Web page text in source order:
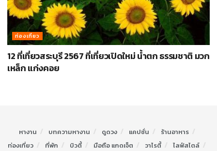
ท่องเที่ยว
12 ที่เที่ยวสระบุรี 2567 ที่เที่ยวเปิดใหม่ น้ำตก ธรรมชาติ มวก
เหล็ก แก่งคอย
หางาน บทความหางาน ดูดวง แคปชั่น
ร้านอาหาร
ท่องเที่ยว
ที่พัก บิวตี้ มือถือ แกดเจ็ต วาไรตี้
ไลฟ์สไตล์